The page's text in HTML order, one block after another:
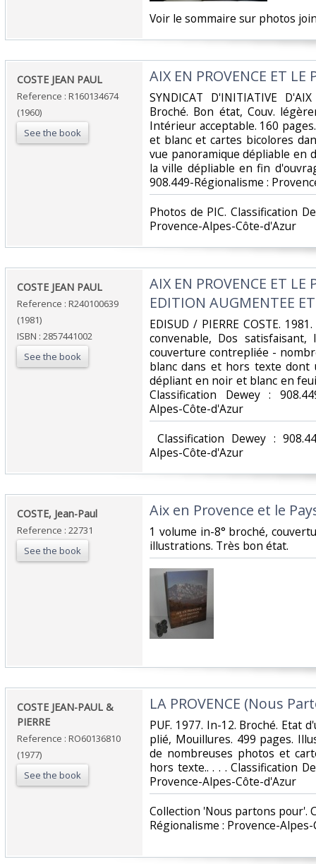
‎Voir le sommaire sur photos
‎COSTE JEAN PAUL‎
Reference : R160134674
(1960)
See the book
‎AIX EN PROVENCE ET LE
‎SYNDICAT D'INITIATIVE
Broché. Bon état, Couv.
Intérieur acceptable. 160
et blanc et cartes bicolores
vue panoramique dépliable en
la ville dépliable en fin
908.449-Régionalisme :
‎Photos de PIC. Classification
Provence-Alpes-Côte-d'Azur‎
‎COSTE JEAN PAUL‎
Reference : R240100639
(1981)
ISBN : 2857441002
See the book
‎AIX EN PROVENCE ET LE
EDITION AUGMENTEE
‎EDISUD / PIERRE COSTE.
convenable, Dos
couverture contrepliée -
blanc dans et hors texte
dépliant en noir et blanc en
Classification Dewey :
Alpes-Côte-d'Azur‎
Classification Dewey :
Alpes-Côte-d'Azur‎
‎COSTE, Jean-Paul‎
Reference : 22731
See the book
‎Aix en Provence et le
‎1 volume in-8° broché,
illustrations. Très bon état. ‎
‎COSTE JEAN-PAUL &
PIERRE‎
Reference : RO60136810
(1977)
See the book
‎LA PROVENCE (Nous
‎PUF. 1977. In-12. Broché. Etat
plié, Mouillures. 499 pages.
de nombreuses photos et
hors texte.. . . . Classification
Provence-Alpes-Côte-d'Azur‎
‎Collection 'Nous partons pour'.
Régionalisme : Provence-